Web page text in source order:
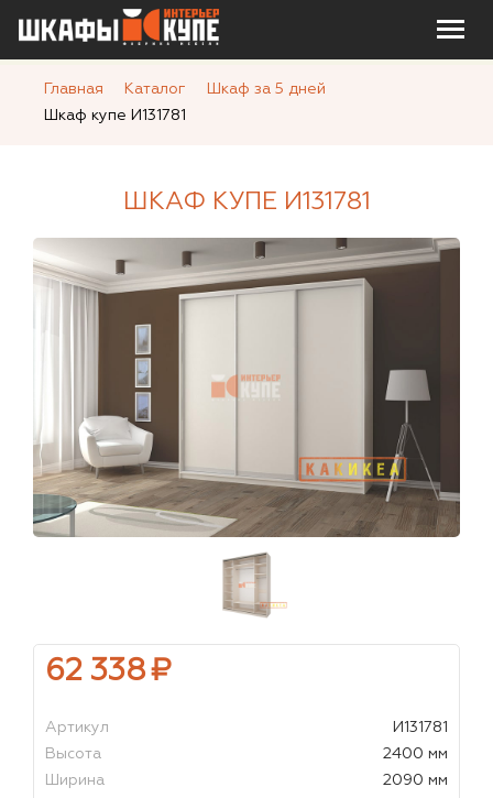
Главная Каталог
Шкаф за 5 дней
Шкаф купе И131781
ШКАФ КУПЕ И131781
62 338₽
Артикул
И131781
Высота
2400 мм
Ширина
2090 мм